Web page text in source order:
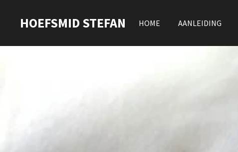
direct
de
HOEFSMID STEFAN HOME AANLEIDING